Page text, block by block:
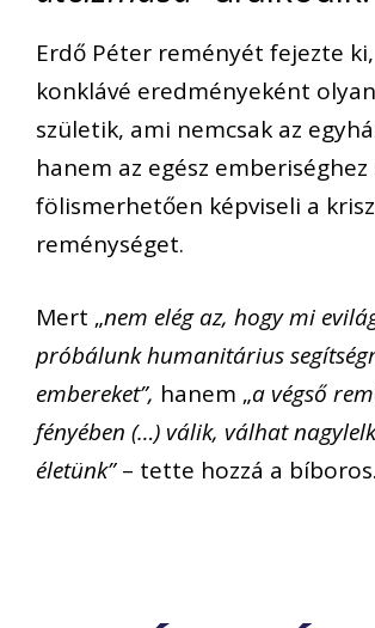
Erdő Péter reményét fejezte
konklávé eredményeként
születik, ami nemcsak az
hanem az egész emberiséghez
fölismerhetően képviseli a
reménységet.
Mert „nem elég az, hogy mi
próbálunk humanitárius
embereket”, hanem „a végső
fényében (…) válik, válhat
életünk”– tette hozzá a bíboros.